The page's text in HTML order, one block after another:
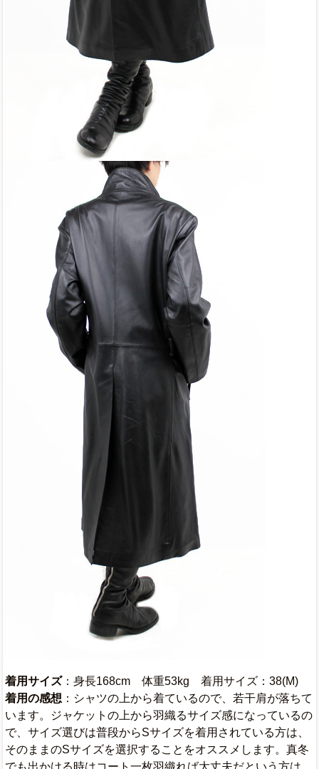
着用サイズ：身長168cm 体重53kg 着用サイズ：38(M)
着用の感想 ：シャツの上から着ているので、若干肩が落ちて
います。ジャケットの上から羽織るサイズ感になっているの
で、サイズ選びは普段からSサイズを着用されている方は、
そのままのSサイズを選択することをオススメします。真冬